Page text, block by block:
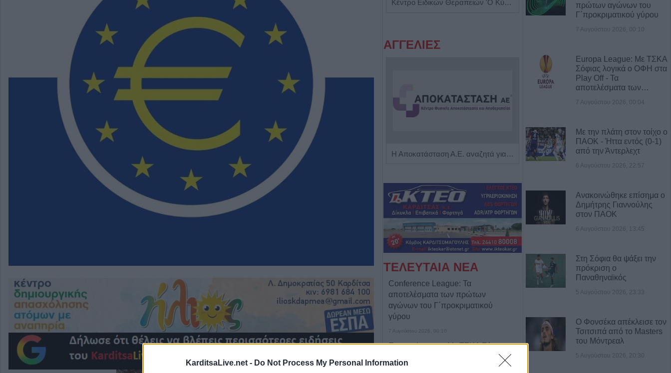
KarditsaLive.net - Do Not Process My Personal Information
Κέντρο Ειδικών Θεραπειών 'Ο Κύβος του Ρούμπικ' Κλινική Διαιτολόγος - Διατροφολόγος "Δήμητρα Λ. Στρατίκη"
ΑΓΓΕΛΙΕΣ
Η Αποκατάσταση Α.Ε. αναζητά για εργασία Νοσηλευτές και Βοηθούς Νοσηλευτές
ΤΕΛΕΥΤΑΙΑ ΝΕΑ
Conference League: Τα
αποτελέσματα των πρώτων
αγώνων του Γ΄προκριματικού
γύρου
7 Αυγούστου 2026, 00:10
Europa League: Με ΤΣΚΑ Σόφιας
αποτελέσματα των πρώτων
πρώτων αγώνων του
Γ΄προκριματικού γύρου
7 Αυγούστου 2026, 00:10
Europa League: Με ΤΣΚΑ
Σόφιας λογικά ο ΟΦΗ στα
Play Off - Τα
αποτελέσματα των…
7 Αυγούστου 2026, 00:04
Με την πλάτη στον τοίχο ο
ΠΑΟΚ - Ήττα εντός (0-1)
από την Άντερλεχτ
6 Αυγούστου 2026, 22:57
Ανακοινώθηκε επίσημα ο
Δημήτρης Γιαννούλης
στον ΠΑΟΚ
6 Αυγούστου 2026, 13:45
Στη Σόφια θα ψάξει την
πρόκριση ο
Παναθηναϊκός
5 Αυγούστου 2026, 23:33
Ο Φονσέκα απέκλεισε τον
Τσιτσιπά από το Masters
του Μόντρεαλ
5 Αυγούστου 2026, 20:30